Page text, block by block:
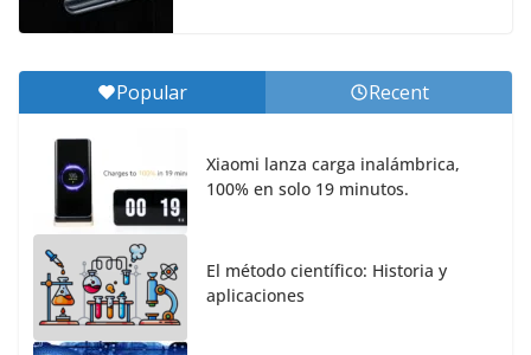
Popular Recent
Xiaomi lanza carga inalámbrica,
100% en solo 19 minutos.
El método científico: Historia y
aplicaciones